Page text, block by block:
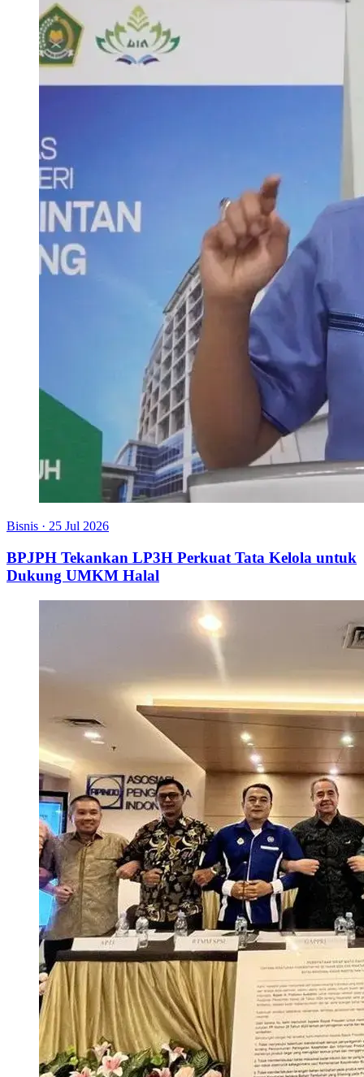
Bisnis · 25 Jul 2026
BPJPH Tekankan LP3H Perkuat Tata Kelola untuk
Dukung UMKM Halal